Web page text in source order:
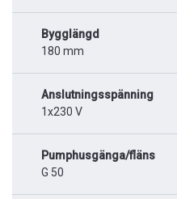
Bygglängd
180 mm
Anslutningsspänning
1x230 V
Pumphusgänga/fläns
G 50